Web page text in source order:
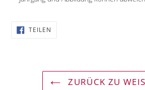
TEILEN
ZURÜCK ZU